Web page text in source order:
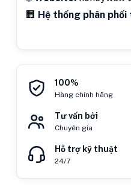
🏢 Hệ thống phân phối
100%
Hàng chính hãng
Tư vấn bởi
Chuyên gia
Hỗ trợ kỹ thuật
24/7